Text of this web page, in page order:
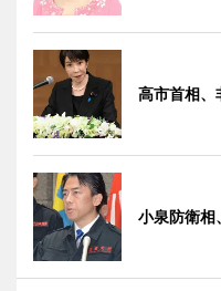
高市首相、
小泉防衛相